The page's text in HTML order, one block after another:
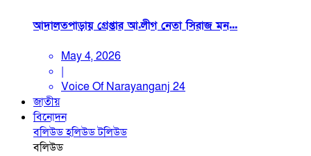
আদালতপাড়ায় গ্রেপ্তার আ.লীগ নেতা সিরাজ মন...
May 4, 2026
|
Voice Of Narayanganj 24
জাতীয়
বিনোদন
বলিউডহলিউডটলিউড
বলিউড